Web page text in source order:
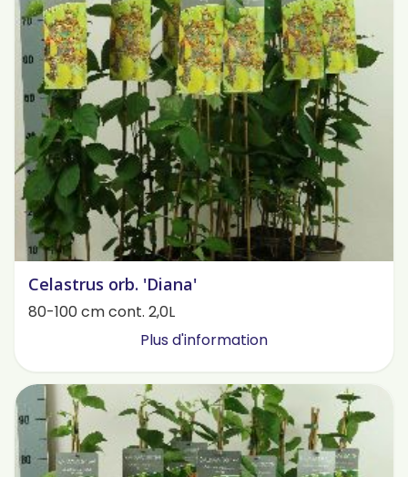
Celastrus orb. 'Diana'
80-100 cm cont. 2,0L
Plus d'information